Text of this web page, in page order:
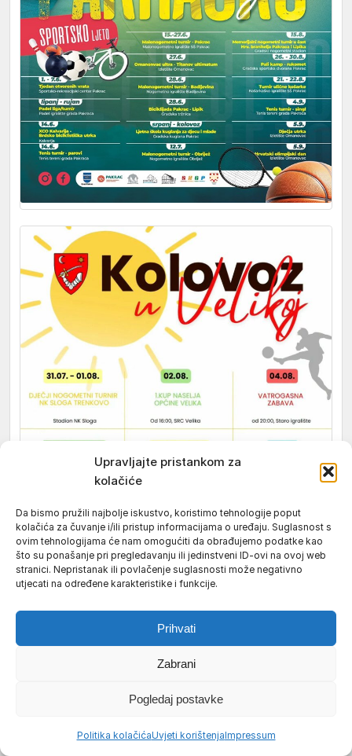
Upravljajte pristankom za
kolačiće
Da bismo pružili najbolje iskustvo, koristimo tehnologije poput
kolačića za čuvanje i/ili pristup informacijama o uređaju. Suglasnost s
ovim tehnologijama će nam omogućiti da obrađujemo podatke kao
što su ponašanje pri pregledavanju ili jedinstveni ID-ovi na ovoj web
stranici. Nepristanak ili povlačenje suglasnosti može negativno
utjecati na određene karakteristike i funkcije.
Prihvati
Zabrani
Pogledaj postavke
Politika kolačićaUvjeti korištenjaImpressum